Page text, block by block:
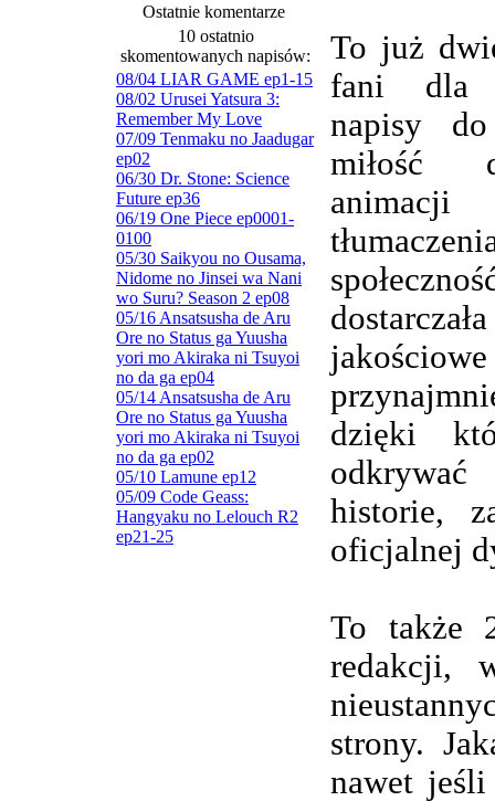
Ostatnie komentarze
10 ostatnio
skomentowanych napisów:
08/04 LIAR GAME ep1-15
08/02 Urusei Yatsura 3:
Remember My Love
07/09 Tenmaku no Jaadugar
ep02
06/30 Dr. Stone: Science
Future ep36
06/19 One Piece ep0001-
0100
05/30 Saikyou no Ousama,
Nidome no Jinsei wa Nani
wo Suru? Season 2 ep08
05/16 Ansatsusha de Aru
Ore no Status ga Yuusha
yori mo Akiraka ni Tsuyoi
no da ga ep04
05/14 Ansatsusha de Aru
Ore no Status ga Yuusha
yori mo Akiraka ni Tsuyoi
no da ga ep02
05/10 Lamune ep12
05/09 Code Geass:
Hangyaku no Lelouch R2
ep21-25
To już
fani dla
napisy
miłość
dzięki
historie,
oficjalnej
To także
redakcji,
strony.
nawet